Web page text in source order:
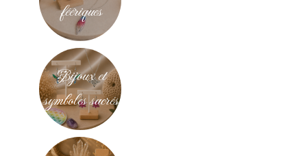
féériques
Bijoux et
symboles sacrés